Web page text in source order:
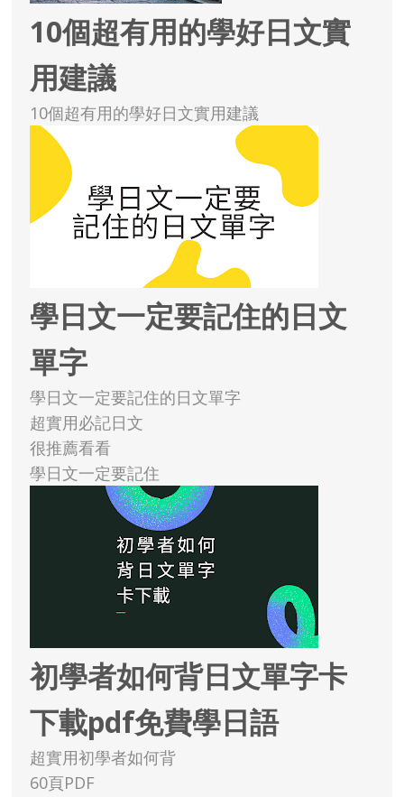
10個超有用的學好日文實
用建議
10個超有用的學好日文實用建議
學日文一定要記住的日文
單字
學日文一定要記住的日文單字
超實用必記日文
很推薦看看
學日文一定要記住
初學者如何背日文單字卡
下載pdf免費學日語
超實用初學者如何背
60頁PDF